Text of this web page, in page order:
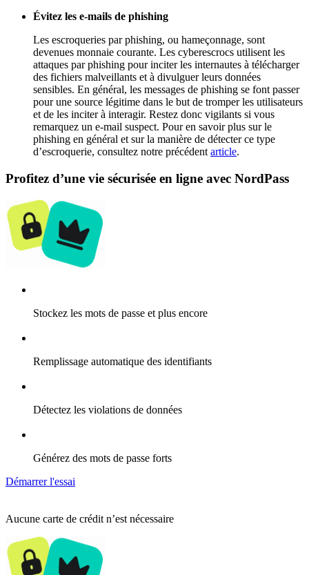
Évitez les e-mails de phishing
Les escroqueries par phishing, ou hameçonnage, sont
devenues monnaie courante. Les cyberescrocs utilisent les
attaques par phishing pour inciter les internautes à télécharger
des fichiers malveillants et à divulguer leurs données
sensibles. En général, les messages de phishing se font passer
pour une source légitime dans le but de tromper les utilisateurs
et de les inciter à interagir. Restez donc vigilants si vous
remarquez un e-mail suspect. Pour en savoir plus sur le
phishing en général et sur la manière de détecter ce type
d’escroquerie, consultez notre précédent article.
Profitez d’une vie sécurisée en ligne avec NordPass
Stockez les mots de passe et plus encore
Remplissage automatique des identifiants
Détectez les violations de données
Générez des mots de passe forts
Démarrer l'essai
Aucune carte de crédit n’est nécessaire